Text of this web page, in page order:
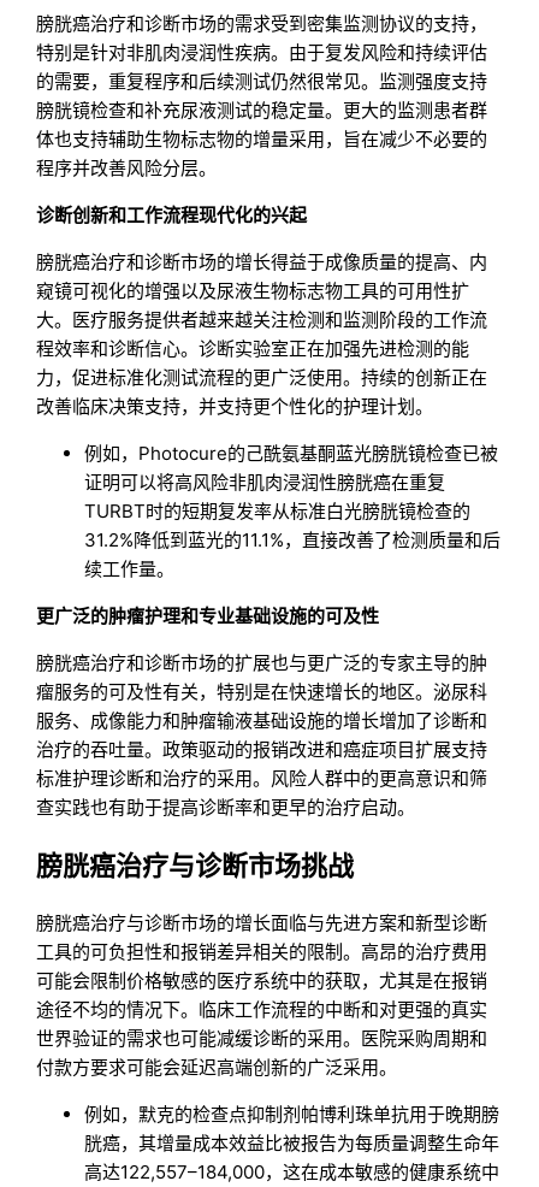
膀胱癌治疗和诊断市场的需求受到密集监测协议的支持，
特别是针对非肌肉浸润性疾病。由于复发风险和持续评估
的需要，重复程序和后续测试仍然很常见。监测强度支持
膀胱镜检查和补充尿液测试的稳定量。更大的监测患者群
体也支持辅助生物标志物的增量采用，旨在减少不必要的
程序并改善风险分层。
诊断创新和工作流程现代化的兴起
膀胱癌治疗和诊断市场的增长得益于成像质量的提高、内
窥镜可视化的增强以及尿液生物标志物工具的可用性扩
大。医疗服务提供者越来越关注检测和监测阶段的工作流
程效率和诊断信心。诊断实验室正在加强先进检测的能
力，促进标准化测试流程的更广泛使用。持续的创新正在
改善临床决策支持，并支持更个性化的护理计划。
例如，Photocure的己酰氨基酮蓝光膀胱镜检查已被
证明可以将高风险非肌肉浸润性膀胱癌在重复
TURBT时的短期复发率从标准白光膀胱镜检查的
31.2%降低到蓝光的11.1%，直接改善了检测质量和后
续工作量。
更广泛的肿瘤护理和专业基础设施的可及性
膀胱癌治疗和诊断市场的扩展也与更广泛的专家主导的肿
瘤服务的可及性有关，特别是在快速增长的地区。泌尿科
服务、成像能力和肿瘤输液基础设施的增长增加了诊断和
治疗的吞吐量。政策驱动的报销改进和癌症项目扩展支持
标准护理诊断和治疗的采用。风险人群中的更高意识和筛
查实践也有助于提高诊断率和更早的治疗启动。
膀胱癌治疗与诊断市场挑战
膀胱癌治疗与诊断市场的增长面临与先进方案和新型诊断
工具的可负担性和报销差异相关的限制。高昂的治疗费用
可能会限制价格敏感的医疗系统中的获取，尤其是在报销
途径不均的情况下。临床工作流程的中断和对更强的真实
世界验证的需求也可能减缓诊断的采用。医院采购周期和
付款方要求可能会延迟高端创新的广泛采用。
例如，默克的检查点抑制剂帕博利珠单抗用于晚期膀
胱癌，其增量成本效益比被报告为每质量调整生命年
高达122,557–184,000，这在成本敏感的健康系统中